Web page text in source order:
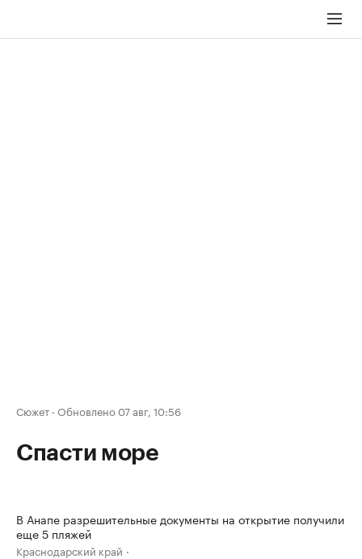
Сюжет · Обновлено 07 авг, 10:56
Спасти море
В Анапе разрешительные документы на открытие получили
еще 5 пляжей
Краснодарский край